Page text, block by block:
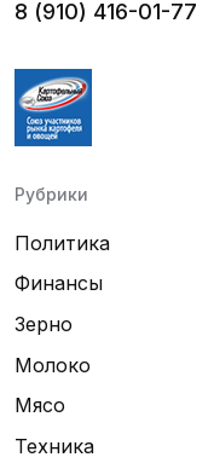
8 (910) 416-01-77
Рубрики
Политика
Финансы
Зерно
Молоко
Мясо
Техника